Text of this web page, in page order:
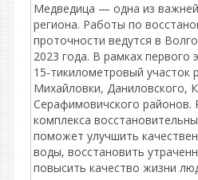
Медведица — одна из
региона. Работы по
проточности ведутся в
2023 года. В рамках первого
15-тикилометровый участок
Михайловки, Даниловского,
Серафимовичского районов.
комплекса
поможет улучшить
воды, восстановить
повысить качество жизни